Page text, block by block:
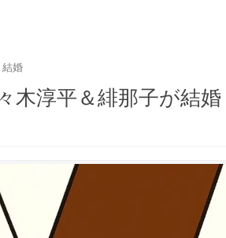
結婚
木淳平＆緋那子が結